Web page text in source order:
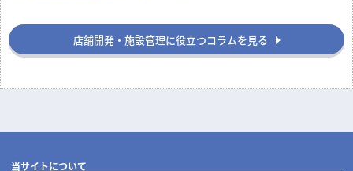
店舗開発・施設管理に役立つコラムを見る
当サイトについて